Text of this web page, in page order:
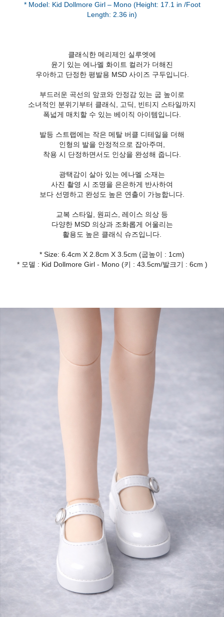
* Model: Kid Dollmore Girl – Mono (Height: 17.1 in /Foot
Length: 2.36 in)
클래식한 메리제인 실루엣에
윤기 있는 에나멜 화이트 컬러가 더해진
우아하고 단정한 평발용 MSD 사이즈 구두입니다.
부드러운 곡선의 앞코와 안정감 있는 굽 높이로
소녀적인 분위기부터 클래식, 고딕, 빈티지 스타일까지
폭넓게 매치할 수 있는 베이직 아이템입니다.
발등 스트랩에는 작은 메탈 버클 디테일을 더해
인형의 발을 안정적으로 잡아주며,
착용 시 단정하면서도 인상을 완성해 줍니다.
광택감이 살아 있는 에나멜 소재는
사진 촬영 시 조명을 은은하게 반사하여
보다 선명하고 완성도 높은 연출이 가능합니다.
교복 스타일, 원피스, 레이스 의상 등
다양한 MSD 의상과 조화롭게 어울리는
활용도 높은 클래식 슈즈입니다.
* Size: 6.4cm X 2.8cm X 3.5cm (굽높이 : 1cm)
* 모델 : Kid Dollmore Girl - Mono (키 : 43.5cm/발크기 : 6cm )